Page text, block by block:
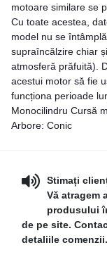
motoare similare se
Cu toate acestea,
model nu se
supraîncălzire chiar
atmosferă prăfuită).
acestui motor să fie
funcționa perioade
Monocilindru Cursă
Arbore: Conic
Stimați
Vă atragem
produsului
de pe site.
detaliile comenzii.